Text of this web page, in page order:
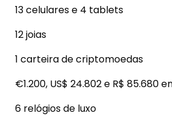
13 celulares e 4 tablets
12 joias
1 carteira de criptomoedas
€1.200, US$ 24.802 e R$ 85.680
6 relógios de luxo